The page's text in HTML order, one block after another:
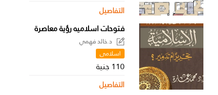
التفاصيل
فتوحات اسلاميه رؤية معاصرة
د.خالد فهمي
اسلامى
110 جنية
التفاصيل